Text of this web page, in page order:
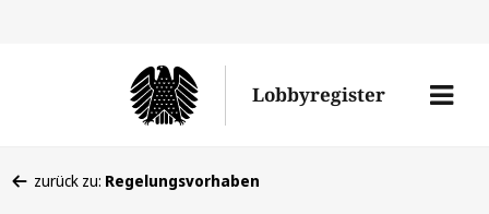
Lobbyregister
Menü
befinden
zurück zu: Regelungsvorhaben